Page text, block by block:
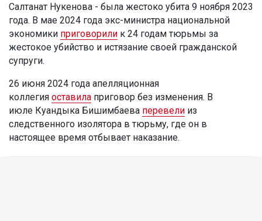
Салтанат Нукенова - была жестоко убита 9 ноября 2023
года. В мае 2024 года экс-министра национальной
экономики приговорили к 24 годам тюрьмы за
жестокое убийство и истязание своей гражданской
супруги.
26 июня 2024 года апелляционная
коллегия оставила приговор без изменения. В
июле Куандыка Бишимбаева перевели из
следственного изолятора в тюрьму, где он в
настоящее время отбывает наказание.